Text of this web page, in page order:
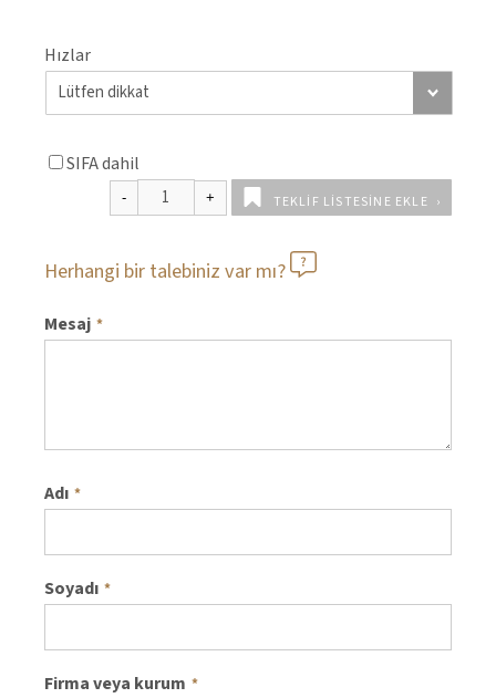
Hızlar
SIFA dahil
TEKLIF LISTESINE EKLE
Herhangi bir talebiniz var mı?
Mesaj *
Adı *
Soyadı *
Firma veya kurum *